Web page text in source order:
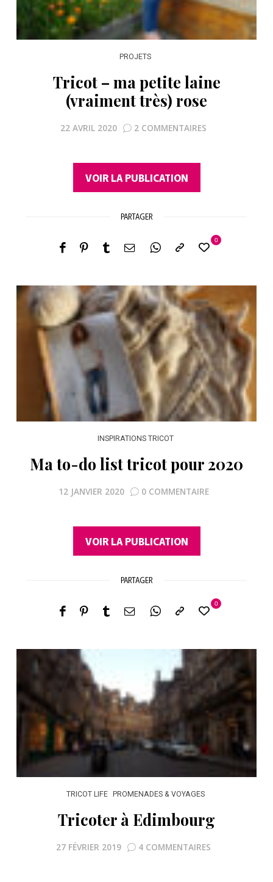
PROJETS
Tricot – ma petite laine
(vraiment très) rose
22 AVRIL 2020 2 COMMENTAIRES
VOIR LA PUBLICATION
PARTAGER
0
INSPIRATIONS TRICOT
Ma to-do list tricot pour 2020
12 JANVIER 2020 0 COMMENTAIRE
VOIR LA PUBLICATION
PARTAGER
0
TRICOT LIFE PROMENADES & VOYAGES
Tricoter à Edimbourg
27 FÉVRIER 2019 4 COMMENTAIRES